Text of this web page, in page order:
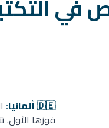
في
🇩🇪 ألمانيا:
فوزها الأول.